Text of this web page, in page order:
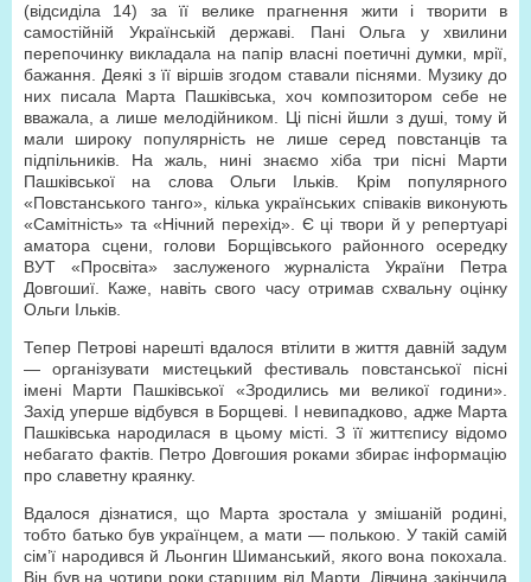
(відсиділа 14) за її велике прагнення жити і творити в
самостійній Українській державі. Пані Ольга у хвилини
перепочинку викладала на папір власні поетичні думки, мрії,
бажання. Деякі з її віршів згодом ставали піснями. Музику до
них писала Марта Пашківська, хоч композитором себе не
вважала, а лише мелодійником. Ці пісні йшли з душі, тому й
мали широку популярність не лише серед повстанців та
підпільників. На жаль, нині знаємо хіба три пісні Марти
Пашківської на слова Ольги Ільків. Крім популярного
«Повстанського танго», кілька українських співаків виконують
«Самітність» та «Нічний перехід». Є ці твори й у репертуарі
аматора сцени, голови Борщівського районного осередку
ВУТ «Просвіта» заслуженого журналіста України Петра
Довгошиї. Каже, навіть свого часу отримав схвальну оцінку
Ольги Ільків.
Тепер Петрові нарешті вдалося втілити в життя давній задум
— організувати мистецький фестиваль повстанської пісні
імені Марти Пашківської «Зродились ми великої години».
Захід уперше відбувся в Борщеві. І невипадково, адже Марта
Пашківська народилася в цьому місті. З її життєпису відомо
небагато фактів. Петро Довгошия роками збирає інформацію
про славетну краянку.
Вдалося дізнатися, що Марта зростала у змішаній родині,
тобто батько був українцем, а мати — полькою. У такій самій
сім’ї народився й Льонгин Шиманський, якого вона покохала.
Він був на чотири роки старшим від Марти. Дівчина закінчила